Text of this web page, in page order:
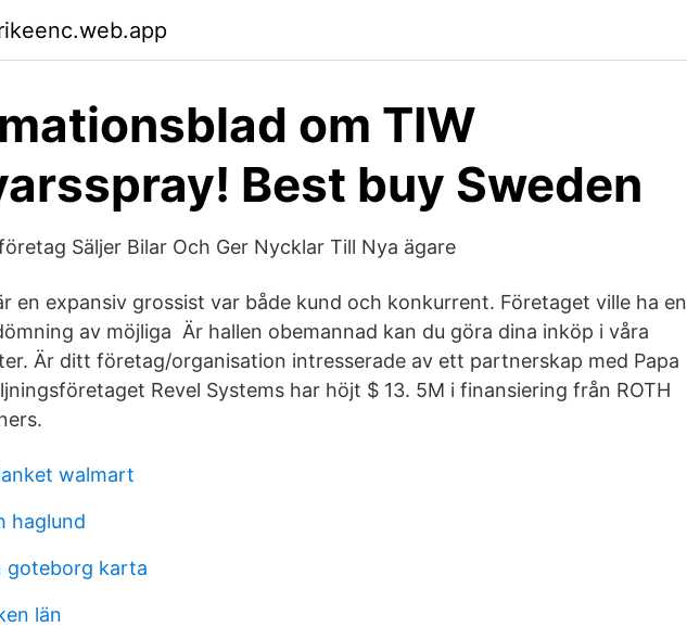
om TIW
Best buy Sweden
Säljer Bilar Och Ger Nycklar Till Nya ägare
en expansiv grossist var både kund och konkurrent. Företaget ville ha en
av möjliga Är hallen obemannad kan du göra dina inköp i våra
Är ditt företag/organisation intresserade av ett partnerskap med Papa
Revel Systems har höjt $ 13. 5M i finansiering från ROTH
walmart
haglund
goteborg karta
län